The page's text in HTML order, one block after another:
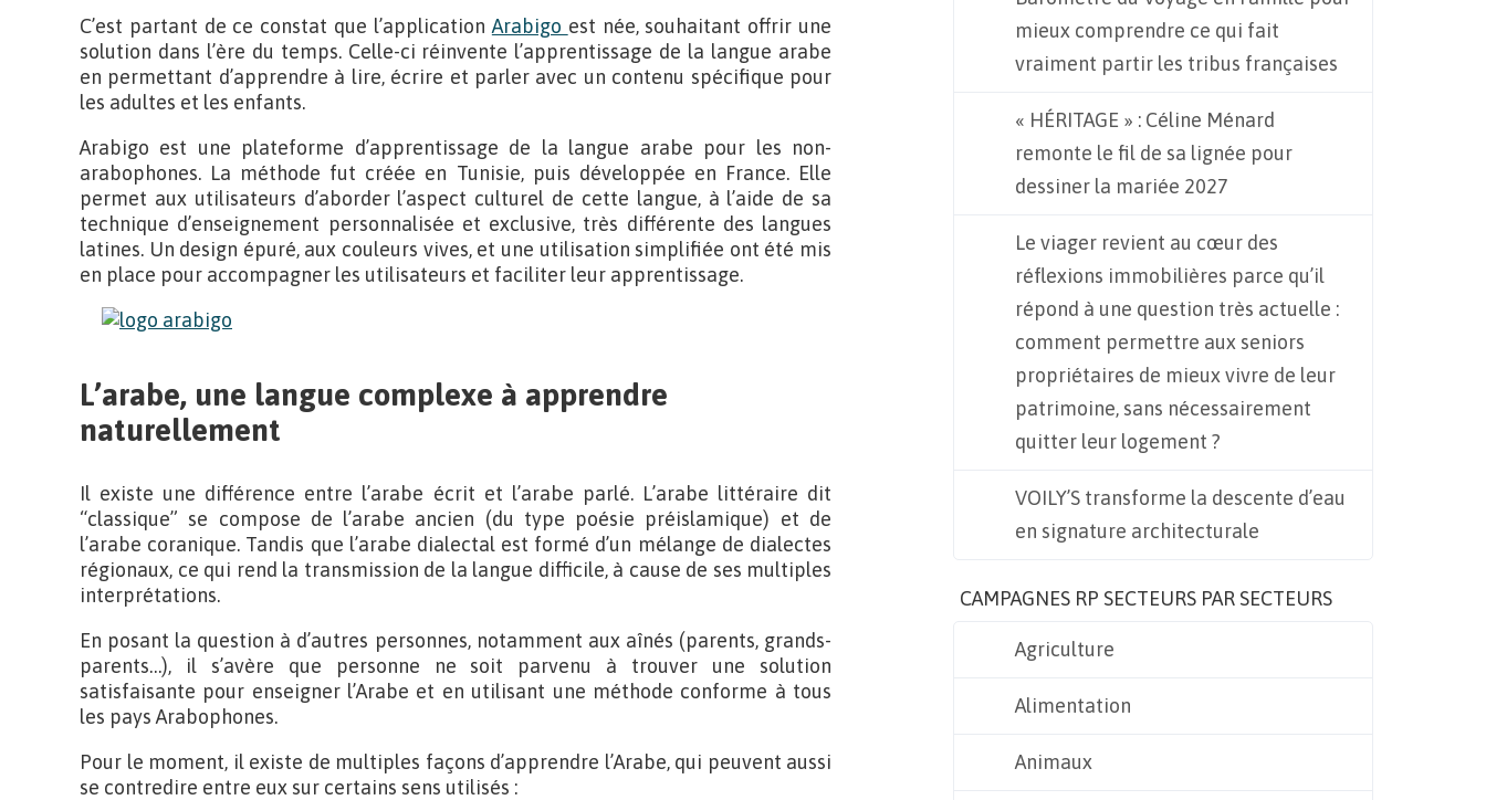
C’est partant de ce constat que l’application Arabigo est née, souhaitant offrir une
solution dans l’ère du temps. Celle-ci réinvente l’apprentissage de la langue arabe
en permettant d’apprendre à lire, écrire et parler avec un contenu spécifique pour
les adultes et les enfants.
Arabigo est une plateforme d’apprentissage de la langue arabe pour les non-
arabophones. La méthode fut créée en Tunisie, puis développée en France. Elle
permet aux utilisateurs d’aborder l’aspect culturel de cette langue, à l’aide de sa
technique d’enseignement personnalisée et exclusive, très différente des langues
latines. Un design épuré, aux couleurs vives, et une utilisation simplifiée ont été mis
en place pour accompagner les utilisateurs et faciliter leur apprentissage.
L’arabe, une langue complexe à apprendre
naturellement
Il existe une différence entre l’arabe écrit et l’arabe parlé. L’arabe littéraire dit
“classique” se compose de l’arabe ancien (du type poésie préislamique) et de
l’arabe coranique. Tandis que l’arabe dialectal est formé d’un mélange de dialectes
régionaux, ce qui rend la transmission de la langue difficile, à cause de ses multiples
interprétations.
En posant la question à d’autres personnes, notamment aux aînés (parents, grands-
parents…), il s’avère que personne ne soit parvenu à trouver une solution
satisfaisante pour enseigner l’Arabe et en utilisant une méthode conforme à tous
les pays Arabophones.
Pour le moment, il existe de multiples façons d’apprendre l’Arabe, qui peuvent aussi
se contredire entre eux sur certains sens utilisés :
mieux comprendre ce qui fait
vraiment partir les tribus françaises
« HÉRITAGE » : Céline Ménard
remonte le fil de sa lignée pour
dessiner la mariée 2027
Le viager revient au cœur des
réflexions immobilières parce qu’il
répond à une question très actuelle :
comment permettre aux seniors
propriétaires de mieux vivre de leur
patrimoine, sans nécessairement
quitter leur logement ?
VOILY’S transforme la descente d’eau
en signature architecturale
CAMPAGNES RP SECTEURS PAR SECTEURS
Agriculture
Alimentation
Animaux